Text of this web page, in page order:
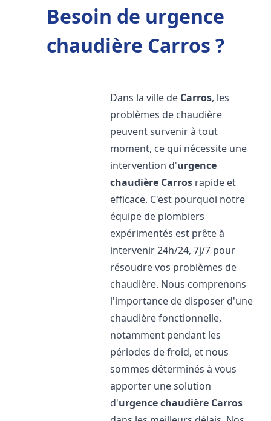
Besoin de urgence
chaudière Carros ?
Dans la ville de Carros, les
problèmes de chaudière
peuvent survenir à tout
moment, ce qui nécessite une
intervention d'urgence
chaudière Carros rapide et
efficace. C'est pourquoi notre
équipe de plombiers
expérimentés est prête à
intervenir 24h/24, 7j/7 pour
résoudre vos problèmes de
chaudière. Nous comprenons
l'importance de disposer d'une
chaudière fonctionnelle,
notamment pendant les
périodes de froid, et nous
sommes déterminés à vous
apporter une solution
d'urgence chaudière Carros